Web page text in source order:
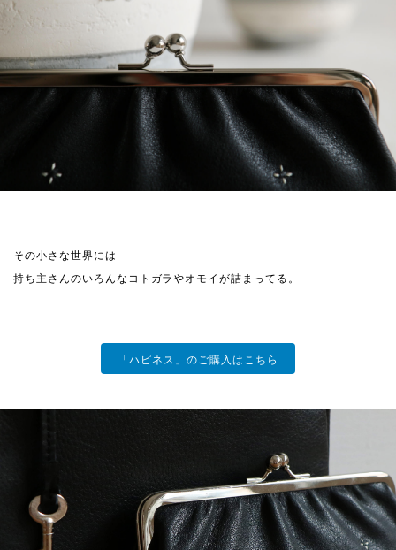
その小さな世界には
持ち主さんのいろんなコトガラやオモイが詰まってる。
「ハピネス」のご購入はこちら